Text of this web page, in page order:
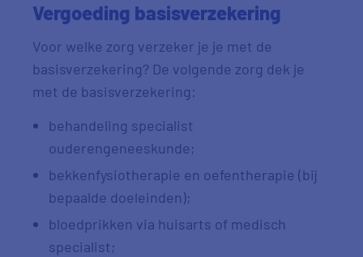
Vergoeding basisverzekering
Voor welke zorg verzeker je je met de
basisverzekering? De volgende zorg dek je
met de basisverzekering:
behandeling specialist
ouderengeneeskunde;
bekkenfysiotherapie en oefentherapie (bij
bepaalde doeleinden);
bloedprikken via huisarts of medisch
specialist;